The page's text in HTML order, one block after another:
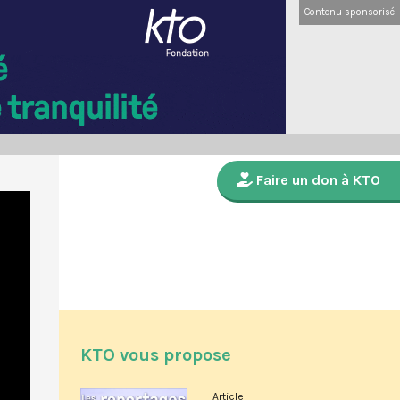
Contenu sponsorisé
Faire un don à KTO
KTO vous propose
Article